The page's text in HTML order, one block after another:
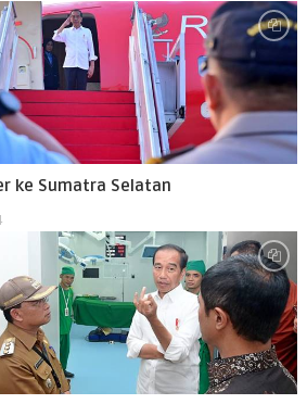
ke Sumatra Selatan